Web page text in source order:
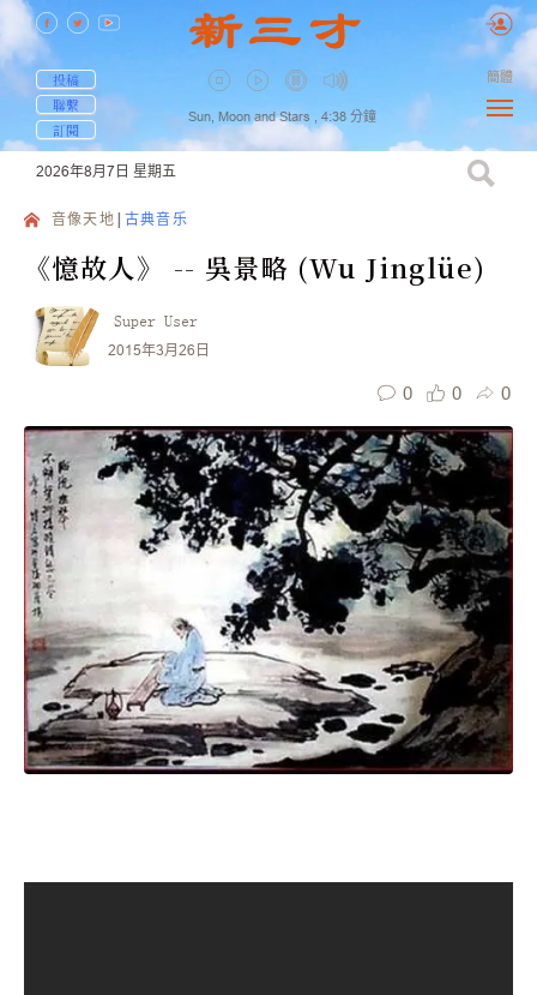
投稿
聯繫
訂閱
Sun, Moon and Stars , 4:38 分鐘
簡體
2026年8月7日 星期五
音像天地 古典音乐
《憶故人》 -- 吳景略 (Wu Jinglüe)
Super User
2015年3月26日
0 0 0